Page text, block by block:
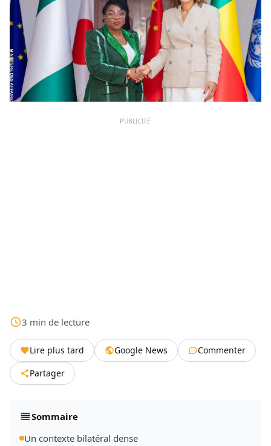
PUBLICITÉ
3 min de lecture
Lire plus tard Google News
Commenter
Partager
Sommaire
Un contexte bilatéral dense